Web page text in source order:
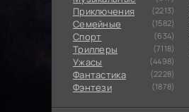
Приключения (2213)
Семейные (1582)
Cпорт (634)
Триллеры (7118)
Ужасы (4498)
Фантастика (2228)
Фэнтези (1878)